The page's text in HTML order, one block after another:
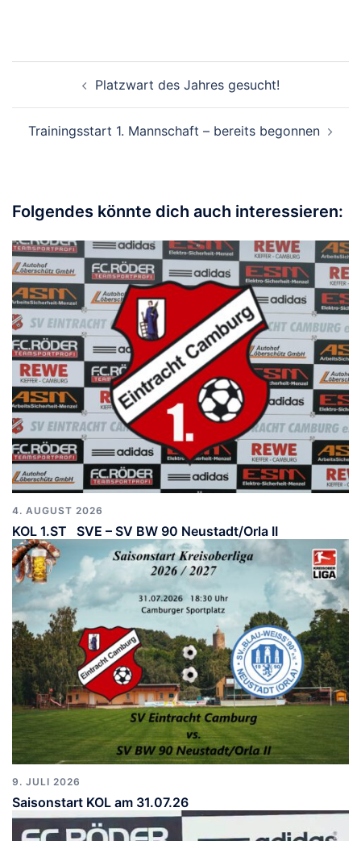
Platzwart des Jahres gesucht!
Trainingsstart 1. Mannschaft – bereits begonnen
Folgendes könnte dich auch interessieren:
4. AUGUST 2026
KOL 1.ST SVE – SV BW 90 Neustadt/Orla II
9. JULI 2026
Saisonstart KOL am 31.07.26